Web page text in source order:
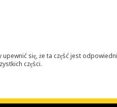
się, że ta część jest
części.